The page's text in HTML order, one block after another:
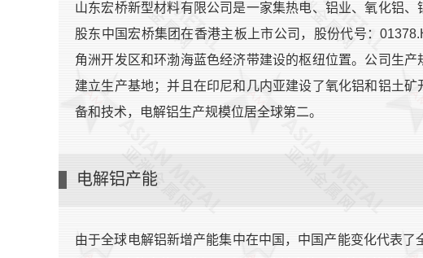
山东宏桥新型材料有限公司是一家集热电、铝业、氧化铝
股东中国宏桥集团在香港主板上市公司，股份代号：
角洲开发区和环渤海蓝色经济带建设的枢纽位置。公司生
建立生产基地；并且在印尼和几内亚建设了氧化铝和铝土
备和技术，电解铝生产规模位居全球第二。
电解铝产能
由于全球电解铝新增产能集中在中国，中国产能变化代表了